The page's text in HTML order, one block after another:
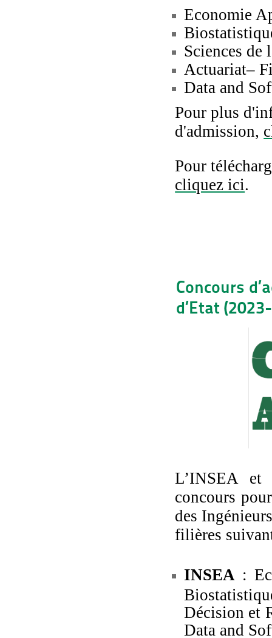
Economie
Sciences de
Actuariat–
Data and
Pour plus
d'admission,
Pour
cliquez ici.
Concours
d’Etat
L’INSEA
concours
des
filières
INSEA :
Décision et
Data and